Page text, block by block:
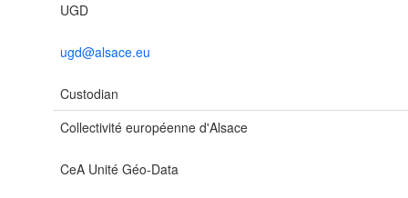
UGD
ugd@alsace.eu
Custodian
Collectivité européenne d'Alsace
CeA Unité Géo-Data